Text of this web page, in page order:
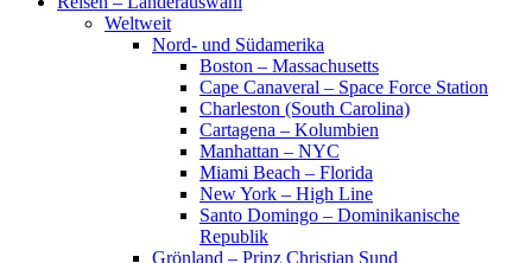
Weltweit
Nord- und Südamerika
Boston – Massachusetts
Cape Canaveral – Space Force Station
Charleston (South Carolina)
Cartagena – Kolumbien
Manhattan – NYC
Miami Beach – Florida
New York – High Line
Santo Domingo – Dominikanische
Republik
Grönland – Prinz Christian Sund